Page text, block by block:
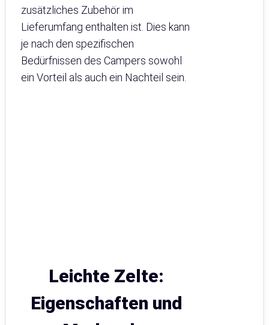
zusätzliches Zubehör im
Lieferumfang enthalten ist. Dies kann
je nach den spezifischen
Bedürfnissen des Campers sowohl
ein Vorteil als auch ein Nachteil sein.
Leichte Zelte:
Eigenschaften und